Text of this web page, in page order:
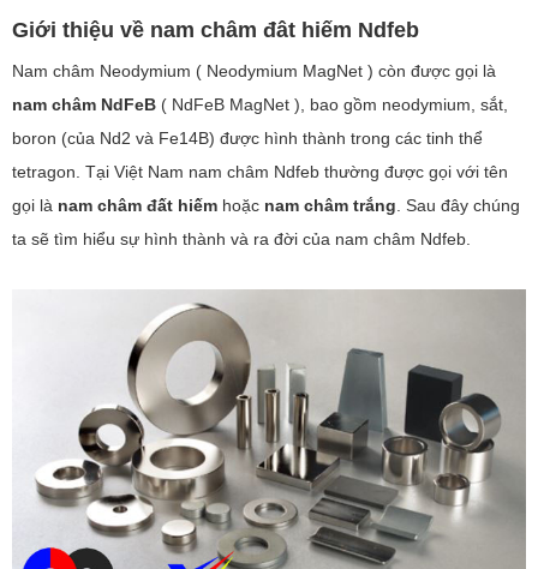
Giới thiệu về nam châm đât hiếm Ndfeb
Nam châm Neodymium ( Neodymium MagNet ) còn được gọi là
nam châm NdFeB ( NdFeB MagNet ), bao gồm neodymium, sắt,
boron (của Nd2 và Fe14B) được hình thành trong các tinh thể
tetragon. Tại Việt Nam nam châm Ndfeb thường được gọi với tên
gọi là nam châm đất hiếm hoặc nam châm trắng . Sau đây chúng
ta sẽ tìm hiểu sự hình thành và ra đời của nam châm Ndfeb.